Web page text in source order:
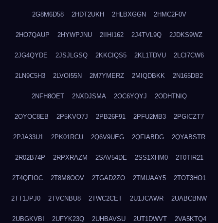
2G8M6D58 2HDT2UKH 2HLBXGGN 2HMC2F0V
2HO7QAUP 2HYWPJNU 2IIHI162 2J4TVL9Q 2JDKS9WZ
2JG4QYDE 2JSJLGSQ 2KKCIQS5 2KL1TDVU 2LCI7CW6
2LN9C5H3 2LVOI55N 2M7YMERZ 2MIQDBKK 2N165DB2
2NFH8OET 2NXDJSMA 2OC6YQYJ 2ODHTNIQ
2OYOC8EB 2P5KVO7J 2PB26F91 2PFU2MB3 2PGICZT7
2PJA33U1 2PK01RCU 2Q6V9UEG 2QFIABDG 2QYABSTR
2R02B74P 2RPXRAZM 2SAV54DE 2SS1XHM0 2T0TIR21
2T4QFIOC 2T8M8OOV 2TGAD2ZO 2TMUAAY5 2TOT3HO1
2TT1JPJ0 2TVCNBU8 2TWC2CET 2U1JCAWR 2UABCBNW
2UBGKVBI 2UFYK23Q 2UHBAVSU 2UT1DWVT 2VA5KTQ4